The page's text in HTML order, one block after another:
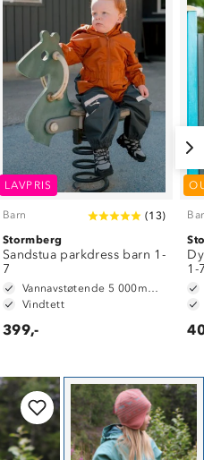
LAVPRIS
Barn (13)
Stormberg
Sandstua parkdress barn 1-
7
Vannavstøtende 5 000mm vannsøyle
Vindtett
399,-
1-